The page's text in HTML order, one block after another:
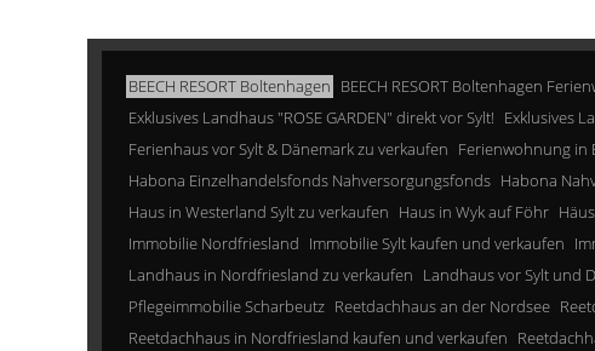
BEECH RESORT Boltenhagen BEECH RESORT Boltenhagen
Exklusives Landhaus "ROSE GARDEN" direkt vor Sylt! Exklusives
Ferienhaus vor Sylt & Dänemark zu verkaufen Ferienwohnung in
Habona Einzelhandelsfonds Nahversorgungsfonds Habona
Haus in Westerland Sylt zu verkaufen Haus in Wyk auf Föhr
Immobilie Nordfriesland Immobilie Sylt kaufen und verkaufen
Landhaus in Nordfriesland zu verkaufen Landhaus vor Sylt und
Pflegeimmobilie Scharbeutz Reetdachhaus an der Nordsee
Reetdachhaus in Nordfriesland kaufen und verkaufen